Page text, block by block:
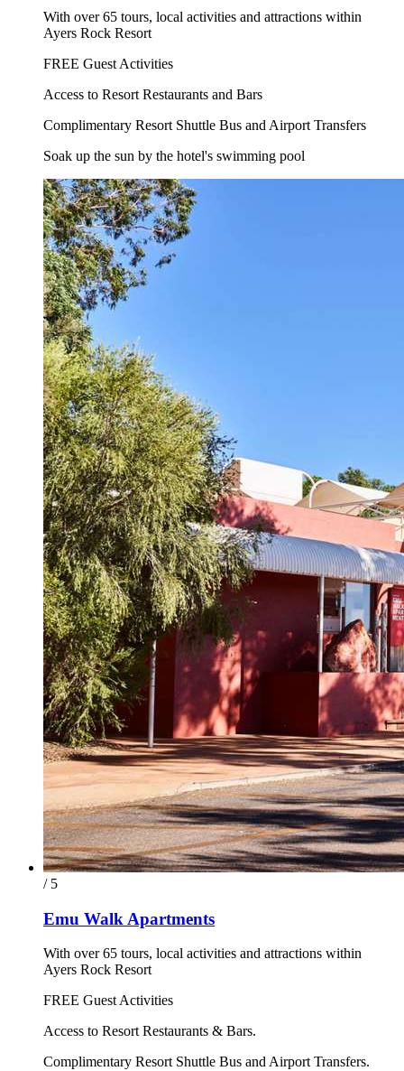
With over 65 tours, local activities and attractions within
Ayers Rock Resort
FREE Guest Activities
Access to Resort Restaurants and Bars
Complimentary Resort Shuttle Bus and Airport Transfers
Soak up the sun by the hotel's swimming pool
/ 5
Emu Walk Apartments
With over 65 tours, local activities and attractions within
Ayers Rock Resort
FREE Guest Activities
Access to Resort Restaurants & Bars.
Complimentary Resort Shuttle Bus and Airport Transfers.